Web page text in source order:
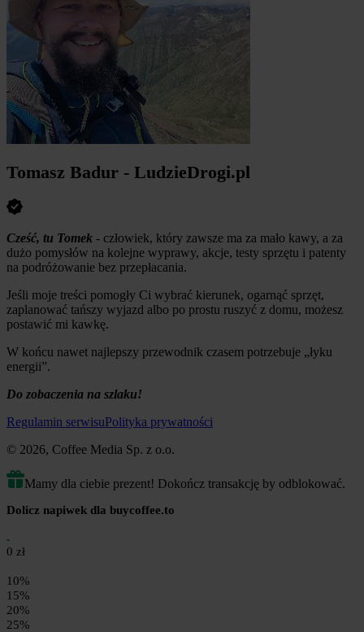
Tomasz Badur - LudzieDrogi.pl
Cześć, tu Tomek - człowiek, który zawsze ma za mało kawy, a za
dużo pomysłów na kolejne wyprawy, akcje, testy sprzętu i patenty
na podróżowanie bez przepłacania.
Jeśli moje treści pomogły Ci wybrać kierunek, ogarnąć sprzęt,
zaplanować tańszy wyjazd albo po prostu ruszyć z domu, możesz
postawić mi kawkę.
W końcu nawet najlepszy przewodnik czasem potrzebuje „łyku
energii”.
Do zobaczenia na szlaku!
Regulamin serwisuPolityka prywatności
© 2026, Coffee Media Sp. z o.o.
Mamy dla ciebie prezent! Dokończ transakcję by odblokować.
Dolicz napiwek dla buycoffee.to
0 zł
10%
15%
20%
25%